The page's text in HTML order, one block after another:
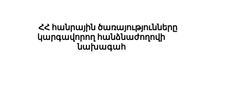
ՀՀ հանրային ծառայությունները
կարգավորող հանձնաժողովի
նախագահ